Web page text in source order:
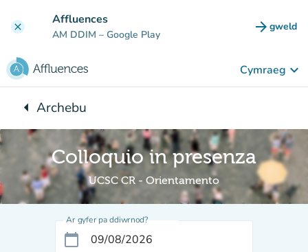
clear Affluences
AM DDIM – Google Play arrow_forward gweld
(tab
Cymraeg keyboard_arrow_down
arrow_leftYn ôl i:
Archebu
Colloquio in presenza
UCSC CR - Orientamento
Ar gyfer pa ddiwrnod?
calendar_today